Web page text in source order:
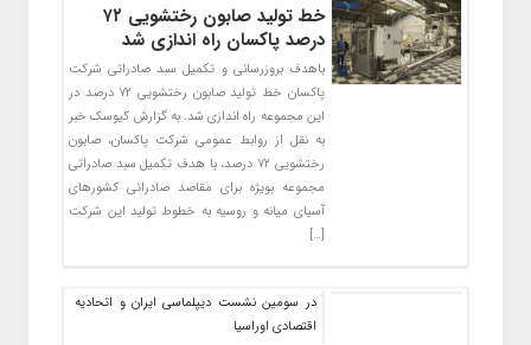
خط تولید صابون رختشویی ۷۲
درصد پاکسان راه اندازی شد
باهدف بروزرسانی و تکمیل سبد صادراتی شرکت
پاکسان خط تولید صابون رختشویی ۷۲ درصد در
این مجموعه راه اندازی شد. به گزارش کیوسک خبر
به نقل از روابط عمومی شرکت پاکسان، صابون
رختشویی ۷۲ درصد، با هدف تکمیل سبد صادراتی
مجموعه بویژه برای مقاصد صادراتی کشورهای
آسیای میانه و روسیه به خطوط تولید این شرکت
[…]
در سومین نشست دیپلماسی ایران و اتحادیه
اقتصادی اوراسیا